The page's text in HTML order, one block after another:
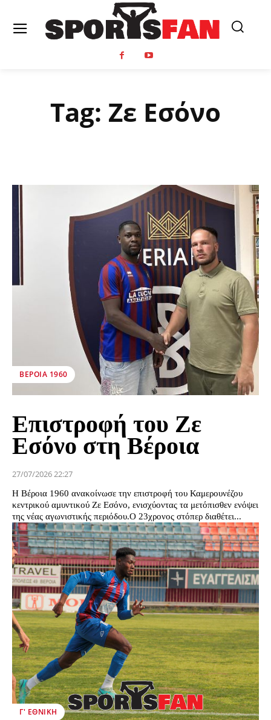
Tag: Ζε Εσόνο
ΒΕΡΟΙΑ 1960
Επιστροφή του Ζε
Εσόνο στη Βέροια
27/07/2026 22:27
Η Βέροια 1960 ανακοίνωσε την επιστροφή του Καμερουνέζου
κεντρικού αμυντικού Ζε Εσόνο, ενισχύοντας τα μετόπισθεν ενόψει
της νέας αγωνιστικής περιόδου.Ο 23χρονος στόπερ διαθέτει...
Γ' ΕΘΝΙΚΉ